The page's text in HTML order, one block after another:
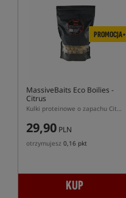
PROMOCJA+
MassiveBaits Eco Boilies -
Citrus
Kulki proteinowe o zapachu Citrus
29,90 PLN
otrzymujesz 0,16 pkt
KUP